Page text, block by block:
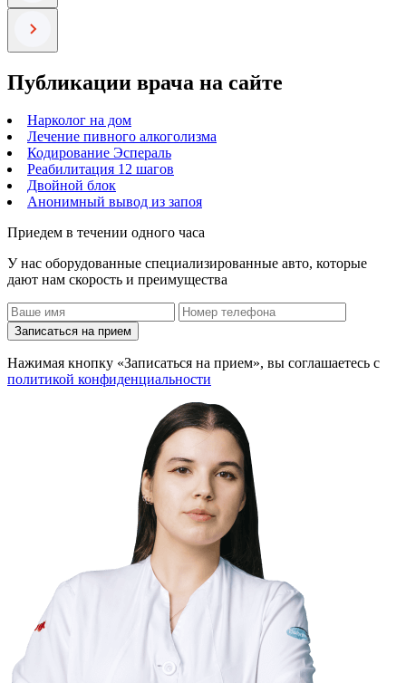
Публикации врача на сайте
Нарколог на дом
Лечение пивного алкоголизма
Кодирование Эспераль
Реабилитация 12 шагов
Двойной блок
Анонимный вывод из запоя
Приедем в течении одного часа
У нас оборудованные специализированные авто, которые
дают нам скорость и преимущества
Записаться на прием
Нажимая кнопку «Записаться на прием», вы соглашаетесь с
политикой конфиденциальности